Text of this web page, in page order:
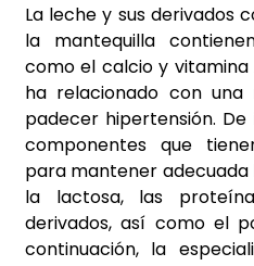
La leche y sus derivados
la mantequilla
como el calcio y vitamina
ha relacionado con
padecer hipertensión.
componentes que
para mantener
la lactosa, las
derivados, así como el
continuación, la